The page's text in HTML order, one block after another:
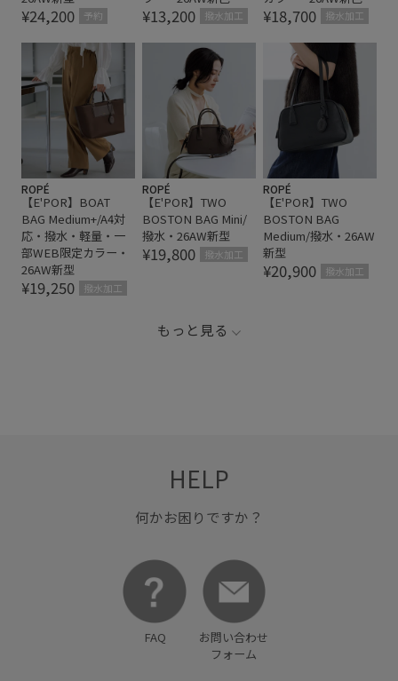
¥24,200 予約 ¥13,200 撥水加工 ¥18,700 撥水加工
ROPÉ
【E'POR】BOAT
BAG Medium+/A4対
応・撥水・軽量・一
部WEB限定カラー・
26AW新型
¥19,250 撥水加工
ROPÉ
【E'POR】TWO
BOSTON BAG Mini/
撥水・26AW新型
¥19,800 撥水加工
ROPÉ
【E'POR】TWO
BOSTON BAG
Medium/撥水・26AW
新型
¥20,900 撥水加工
もっと見る
HELP
何かお困りですか？
FAQ
お問い合わせ
フォーム